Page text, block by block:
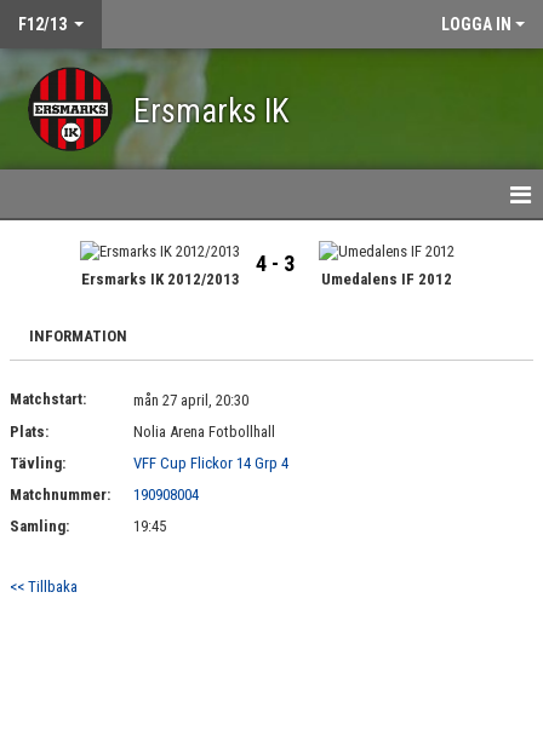
F12/13 LOGGA IN
Ersmarks IK
KALENDER
MATCHER
BILDGALLERI
Ersmarks IK 2012/2013
4 - 3
Umedalens IF 2012
INFORMATION
Matchstart:
mån 27 april, 20:30
Plats:
Nolia Arena Fotbollhall
Tävling:
VFF Cup Flickor 14 Grp 4
Matchnummer:
190908004
Samling:
19:45
<< Tillbaka